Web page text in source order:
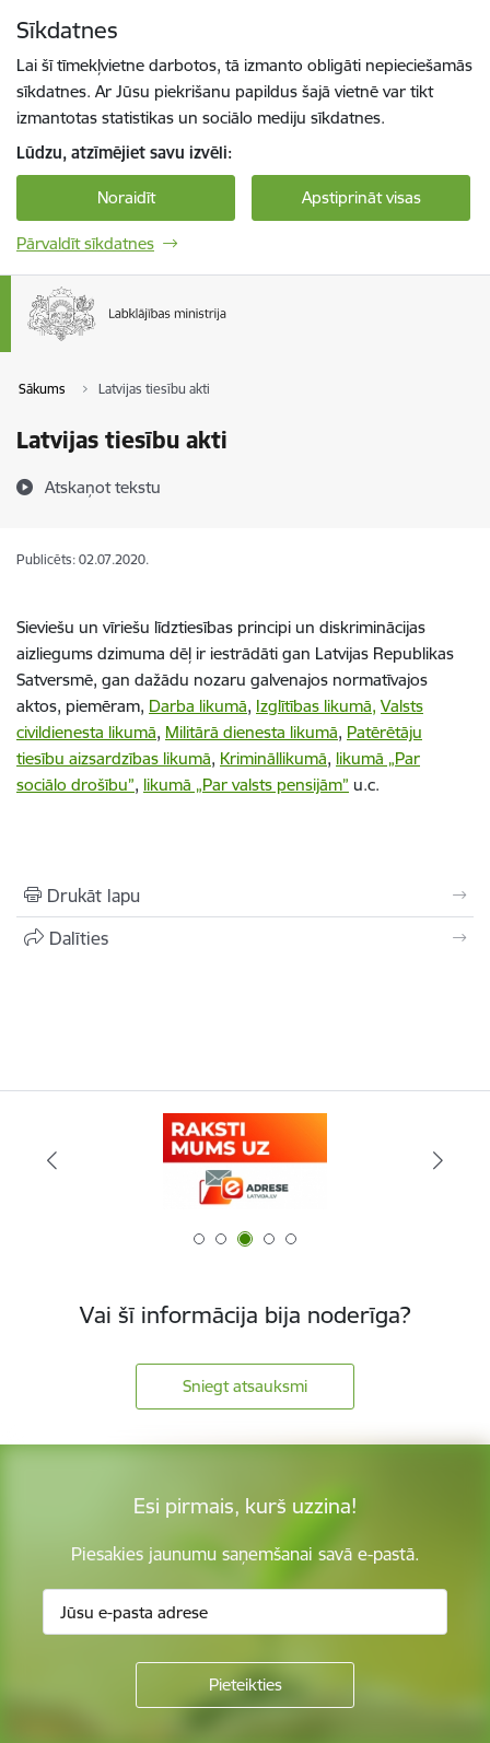
Sīkdatnes
Lai šī tīmekļvietne darbotos, tā izmanto obligāti nepieciešamās
sīkdatnes. Ar Jūsu piekrišanu papildus šajā vietnē var tikt
izmantotas statistikas un sociālo mediju sīkdatnes.
Lūdzu, atzīmējiet savu izvēli:
Noraidīt Apstiprināt visas
Pārvaldīt sīkdatnes
Sākums Latvijas tiesību akti
Latvijas tiesību akti
Atskaņot tekstu
Publicēts: 02.07.2020.
Sieviešu un vīriešu līdztiesības principi un diskriminācijas
aizliegums dzimuma dēļ ir iestrādāti gan Latvijas Republikas
Satversmē, gan dažādu nozaru galvenajos normatīvajos
aktos, piemēram, Darba likumā, Izglītības likumā, Valsts
civildienesta likumā, Militārā dienesta likumā, Patērētāju
tiesību aizsardzības likumā, Krimināllikumā, likumā „Par
sociālo drošību”, likumā „Par valsts pensijām” u.c.
Drukāt lapu
Dalīties
Vai šī informācija bija noderīga?
Sniegt atsauksmi
Esi pirmais, kurš uzzina!
Piesakies jaunumu saņemšanai savā e-pastā.